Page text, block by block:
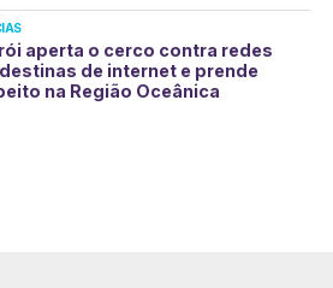
aperta o cerco contra redes
de internet e prende
na Região Oceânica